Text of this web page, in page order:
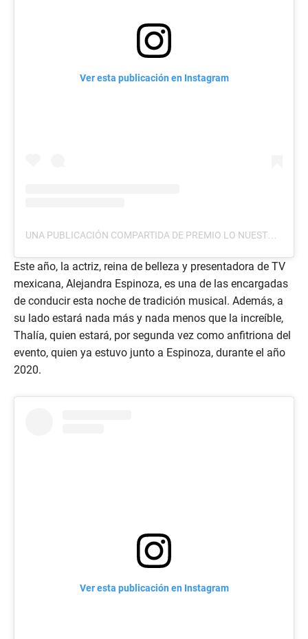
Ver esta publicación en Instagram
UNA PUBLICACIÓN COMPARTIDA DE PREMIO LO NUESTRO (@PREMIOLONUESTRO)
Este año, la actriz, reina de belleza y presentadora de TV
mexicana, Alejandra Espinoza, es una de las encargadas
de conducir esta noche de tradición musical. Además, a
su lado estará nada más y nada menos que la increíble,
Thalía, quien estará, por segunda vez como anfitriona del
evento, quien ya estuvo junto a Espinoza, durante el año
2020.
Ver esta publicación en Instagram